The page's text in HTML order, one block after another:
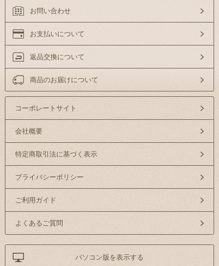
お問い合わせ
お支払いについて
返品交換について
商品のお届けについて
コーポレートサイト
会社概要
特定商取引法に基づく表示
プライバシーポリシー
ご利用ガイド
よくあるご質問
パソコン版を表示する